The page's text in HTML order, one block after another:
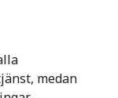
medan